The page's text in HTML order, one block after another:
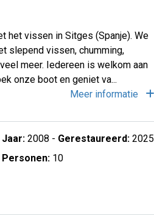
het vissen in Sitges (Spanje). We
slepend vissen, chumming,
meer. Iedereen is welkom aan
onze boot en geniet va...
Meer informatie
Jaar:2008 - Gerestaureerd: 2025
Personen:10